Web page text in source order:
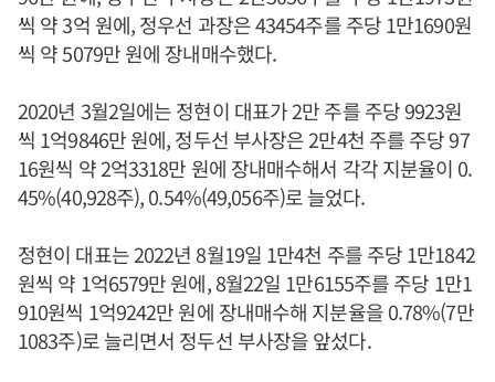
씩 약 3억 원에, 정우선 과장은 43454주를 주당 1만1690원
씩 약 5079만 원에 장내매수했다.
2020년 3월2일에는 정현이 대표가 2만 주를 주당 9923원
씩 1억9846만 원에, 정두선 부사장은 2만4천 주를 주당 97
16원씩 약 2억3318만 원에 장내매수해서 각각 지분율이 0.
45%(40,928주), 0.54%(49,056주)로 늘었다.
정현이 대표는 2022년 8월19일 1만4천 주를 주당 1만1842
원씩 약 1억6579만 원에, 8월22일 1만6155주를 주당 1만1
910원씩 1억9242만 원에 장내매수해 지분율을 0.78%(7만
1083주)로 늘리면서 정두선 부사장을 앞섰다.